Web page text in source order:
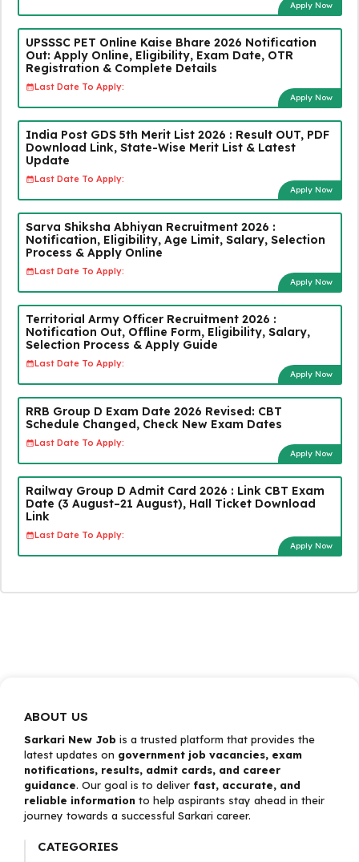
Apply Now
UPSSSC PET Online Kaise Bhare 2026 Notification
Out: Apply Online, Eligibility, Exam Date, OTR
Registration & Complete Details
Last Date To Apply:
Apply Now
India Post GDS 5th Merit List 2026 : Result OUT, PDF
Download Link, State-Wise Merit List & Latest
Update
Last Date To Apply:
Apply Now
Sarva Shiksha Abhiyan Recruitment 2026 :
Notification, Eligibility, Age Limit, Salary, Selection
Process & Apply Online
Last Date To Apply:
Apply Now
Territorial Army Officer Recruitment 2026 :
Notification Out, Offline Form, Eligibility, Salary,
Selection Process & Apply Guide
Last Date To Apply:
Apply Now
RRB Group D Exam Date 2026 Revised: CBT
Schedule Changed, Check New Exam Dates
Last Date To Apply:
Apply Now
Railway Group D Admit Card 2026 : Link CBT Exam
Date (3 August–21 August), Hall Ticket Download
Link
Last Date To Apply:
Apply Now
ABOUT US
Sarkari New Job is a trusted platform that provides the
latest updates on government job vacancies, exam
notifications, results, admit cards, and career
guidance. Our goal is to deliver fast, accurate, and
reliable information to help aspirants stay ahead in their
journey towards a successful Sarkari career.
CATEGORIES